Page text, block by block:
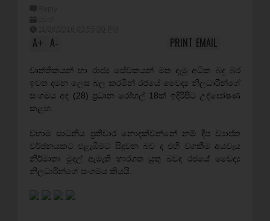
A+ A- EMAIL
PRINT
වෘත්තිකයන් හා රාජ්‍ය සේවකයන් මත දැමූ අධික බදු බර
ඉවත දමන ලෙස බල කරමින් රජයේ වෛද්‍ය නිලධාරීන්ගේ
සංගමය අද (28) ප්‍රධාන රෝහල් 18ක් ඉදිරිපිට උද්ඝෝෂණ
කළහ.
වහාම සාධනීය ප්‍රතිචාර නොදක්වන්නේ නම් දීප ව්‍යාප්ත
වර්ජනයකට එළැඹීමට සිදුවන බව ද එහි වගකීම අයවැය
නිර්මාතෘ මුදල් ඇමැති භාරගත යුතු බවද රජයේ වෛද්‍ය
නිලධාරීන්ගේ සංගමය කියයි.